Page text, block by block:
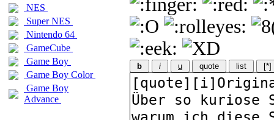
NES
Super NES
Nintendo 64
GameCube
Game Boy
Game Boy Color
Game Boy
Advance
b i u quote list [*]